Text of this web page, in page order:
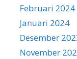
Februari 2024
Januari 2024
Desember
November